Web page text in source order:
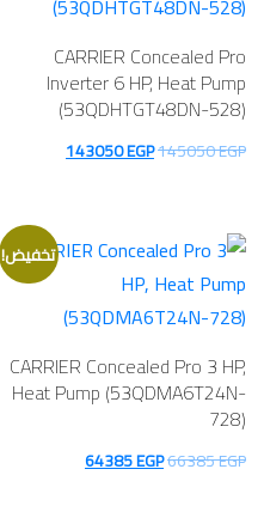
CARRIER Concealed Pro
Inverter 6 HP, Heat Pump
(53QDHTGT48DN-528)
145050EGP
السعر
145050 EGP.
143050EGP
143050 EGP.
تخفيض!
CARRIER Concealed Pro 3 HP,
Heat Pump (53QDMA6T24N-
728)
66385EGP
السعر64385EGP
السعر